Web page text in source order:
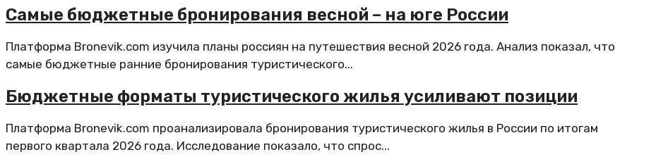
Самые бюджетные бронирования весной – на юге России
Платформа Bronevik.com изучила планы россиян на путешествия весной 2026 года. Анализ показал, что
самые бюджетные ранние бронирования туристического...
Бюджетные форматы туристического жилья усиливают позиции
Платформа Bronevik.com проанализировала бронирования туристического жилья в России по итогам
первого квартала 2026 года. Исследование показало, что спрос...